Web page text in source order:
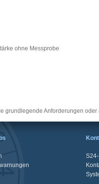
ohne Messprobe
grundlegende Anforderungen